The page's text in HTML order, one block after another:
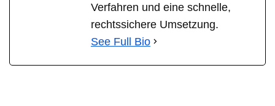
Verfahren und eine schnelle,
rechtssichere Umsetzung.
See Full Bio